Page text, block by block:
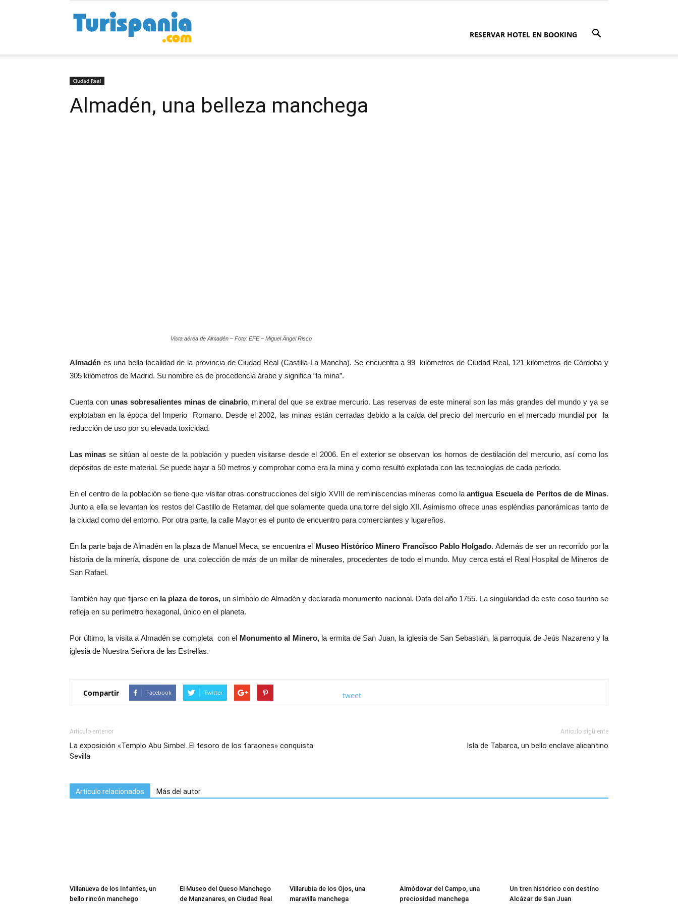
RESERVAR HOTEL EN BOOKING
Ciudad Real
Almadén, una belleza manchega
Vista aérea de Almadén – Foto: EFE – Miguel Ángel Risco
Almadén es una bella localidad de la provincia de Ciudad Real (Castilla-La Mancha). Se encuentra a 99 kilómetros de Ciudad Real, 121 kilómetros de Córdoba y
305 kilómetros de Madrid. Su nombre es de procedencia árabe y significa “la mina”.
Cuenta conunas sobresalientes minas de cinabrio, mineral del que se extrae mercurio. Las reservas de este mineral son las más grandes del mundo y ya se
explotaban en la época del Imperio Romano. Desde el 2002, las minas están cerradas debido a la caída del precio del mercurio en el mercado mundial por la
reducción de uso por su elevada toxicidad.
Las minas se sitúan al oeste de la población y pueden visitarse desde el 2006. En el exterior se observan los hornos de destilación del mercurio, así como los
depósitos de este material. Se puede bajar a 50 metros y comprobar como era la mina y como resultó explotada con las tecnologías de cada período.
En el centro de la población se tiene que visitar otras construcciones del siglo XVIII de reminiscencias mineras como laantigua Escuela de Peritos de de Minas.
Junto a ella se levantan los restos del Castillo de Retamar, del que solamente queda una torre del siglo XII. Asimismo ofrece unas espléndias panorámicas tanto de
la ciudad como del entorno. Por otra parte, la calle Mayor es el punto de encuentro para comerciantes y lugareños.
En la parte baja de Almadén en la plaza de Manuel Meca, se encuentra el Museo Histórico Minero Francisco Pablo Holgado. Además de ser un recorrido por la
historia de la minería, dispone de una colección de más de un millar de minerales, procedentes de todo el mundo. Muy cerca está el Real Hospital de Mineros de
San Rafael.
También hay que fijarse enla plaza de toros,un símbolo de Almadén y declarada monumento nacional. Data del año 1755. La singularidad de este coso taurino se
refleja en su perímetro hexagonal, único en el planeta.
Por último, la visita a Almadén se completa con el Monumento al Minero,la ermita de San Juan, la iglesia de San Sebastián, la parroquia de Jeús Nazareno y la
iglesia de Nuestra Señora de las Estrellas.
Compartir Facebook Twitter tweet
Artículo anterior
La exposición «Templo Abu Simbel. El tesoro de los faraones» conquista
Sevilla
Artículo siguiente
Isla de Tabarca, un bello enclave alicantino
Artículo relacionados Más del autor
Villanueva de los Infantes, un
bello rincón manchego
El Museo del Queso Manchego
de Manzanares, en Ciudad Real
Villarubia de los Ojos, una
maravilla manchega
Almódovar del Campo, una
preciosidad manchega
Un tren histórico con destino
Alcázar de San Juan